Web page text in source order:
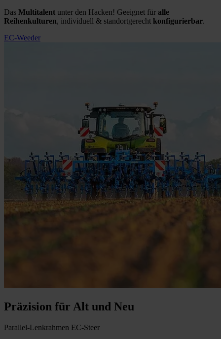
Das Multitalent unter den Hacken! Geeignet für alle
Reihenkulturen, individuell & standortgerecht konfigurierbar.
EC-Weeder
Präzision für Alt und Neu
Parallel-Lenkrahmen EC-Steer